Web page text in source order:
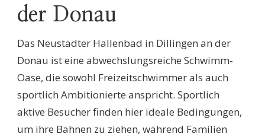
der Donau
Das Neustädter Hallenbad in Dillingen an der
Donau ist eine abwechslungsreiche Schwimm-
Oase, die sowohl Freizeitschwimmer als auch
sportlich Ambitionierte anspricht. Sportlich
aktive Besucher finden hier ideale Bedingungen,
um ihre Bahnen zu ziehen, während Familien